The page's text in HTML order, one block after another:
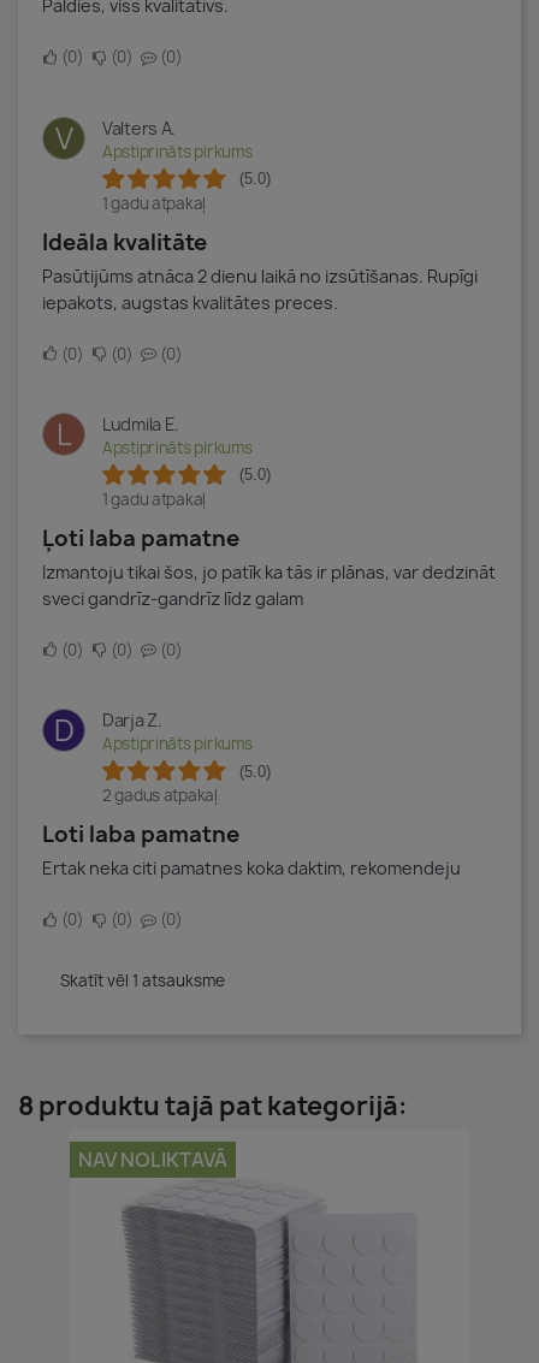
Paldies, viss kvalitatīvs.
0 0 0
V Valters A.
Apstiprināts pirkums
(5.0)
1 gadu atpakaļ
Ideāla kvalitāte
Pasūtijūms atnāca 2 dienu laikā no izsūtīšanas. Rupīgi
iepakots, augstas kvalitātes preces.
0 0 0
L Ludmila E.
Apstiprināts pirkums
(5.0)
1 gadu atpakaļ
Ļoti laba pamatne
Izmantoju tikai šos, jo patīk ka tās ir plānas, var dedzināt
sveci gandrīz-gandrīz līdz galam
0 0 0
D Darja Z.
Apstiprināts pirkums
(5.0)
2 gadus atpakaļ
Loti laba pamatne
Ertak neka citi pamatnes koka daktim, rekomendeju
0 0 0
Skatīt vēl 1 atsauksme
8 produktu tajā pat kategorijā:
NAV NOLIKTAVĀ